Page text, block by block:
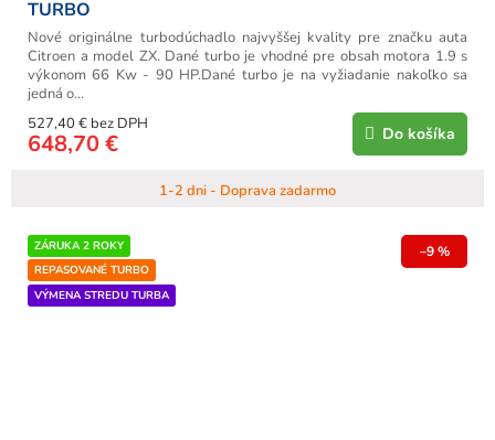
TURBO
1-2 dni - Doprava zadarmo
527,40 € bez DPH
648,70 € Do košíka
Nové originálne turbodúchadlo najvyššej kvality pre značku auta
Citroen a model ZX. Dané turbo je vhodné pre obsah motora 1.9 s
výkonom 66 Kw - 90 HP.Dané turbo je na vyžiadanie nakoľko sa
jedná o...
ZÁRUKA 2 ROKY
REPASOVANÉ TURBO
VÝMENA STREDU TURBA
–9 %